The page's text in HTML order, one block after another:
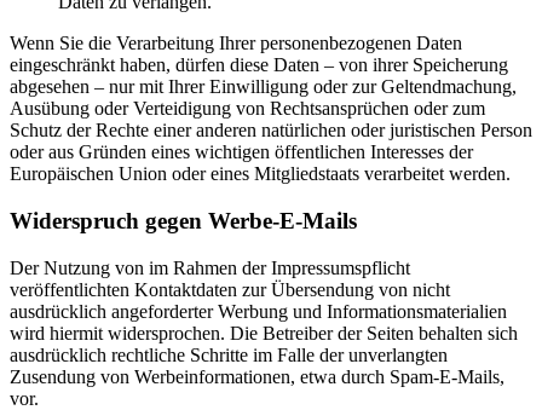
Wenn Sie die Verarbeitung Ihrer personenbezogenen Daten
eingeschränkt haben, dürfen diese Daten – von ihrer Speicherung
abgesehen – nur mit Ihrer Einwilligung oder zur Geltendmachung,
Ausübung oder Verteidigung von Rechtsansprüchen oder zum
Schutz der Rechte einer anderen natürlichen oder juristischen Person
oder aus Gründen eines wichtigen öffentlichen Interesses der
Europäischen Union oder eines Mitgliedstaats verarbeitet werden.
Widerspruch gegen Werbe-E-Mails
Der Nutzung von im Rahmen der Impressumspflicht
veröffentlichten Kontaktdaten zur Übersendung von nicht
ausdrücklich angeforderter Werbung und Informationsmaterialien
wird hiermit widersprochen. Die Betreiber der Seiten behalten sich
ausdrücklich rechtliche Schritte im Falle der unverlangten
Zusendung von Werbeinformationen, etwa durch Spam-E-Mails,
vor.